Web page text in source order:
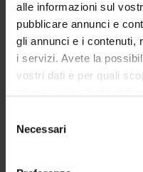
alle informazioni sul
pubblicare annunci e
gli annunci e i contenuti,
i servizi. Avete la
vostri dati e per quali
modificare o revocare il
momento dalla
delNecessari
Exam calendar
Notices
Thesis and internship
Governing bodies
Faculty staff
STUDYING